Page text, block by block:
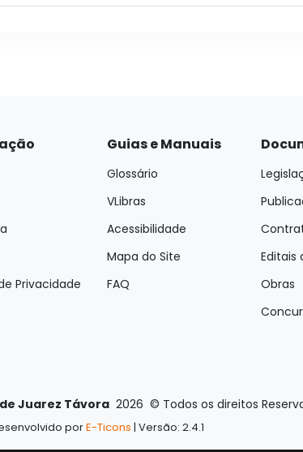
Privacidade
Guias e Manuais
Glossário
VLibras
Acessibilidade
Mapa do Site
FAQ
Editais
Obras
Juarez Távora 2026 © Todos os direitos
porE-Ticons | Versão: 2.4.1